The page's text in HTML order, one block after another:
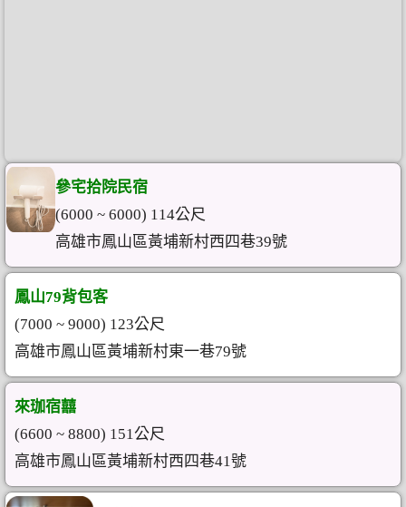
參宅拾院民宿
(6000 ~ 6000) 114公尺
高雄市鳳山區黃埔新村西四巷39號
鳳山79背包客
(7000 ~ 9000) 123公尺
高雄市鳳山區黃埔新村東一巷79號
來珈宿囍
(6600 ~ 8800) 151公尺
高雄市鳳山區黃埔新村西四巷41號